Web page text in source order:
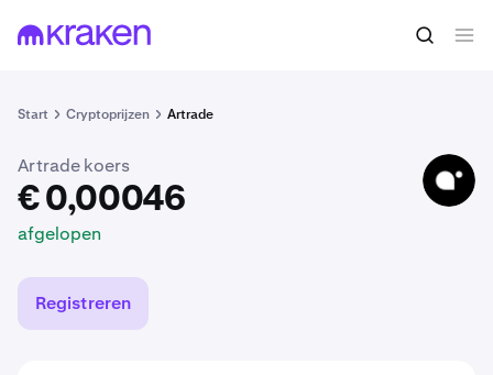
Start Cryptoprijzen Artrade
€ 0,00046 ATR kopen
Artrade koers
€ 0,00046
afgelopen
ATR
Registreren